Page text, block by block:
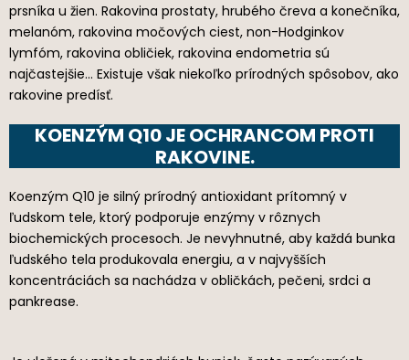
prsníka u žien. Rakovina prostaty, hrubého čreva a konečníka,
melanóm, rakovina močových ciest, non-Hodginkov
lymfóm, rakovina obličiek, rakovina endometria sú
najčastejšie… Existuje však niekoľko prírodných spôsobov, ako
rakovine predísť.
KOENZÝM Q10 JE OCHRANCOM PROTI
RAKOVINE.
Koenzým Q10 je silný prírodný antioxidant prítomný v
ľudskom tele, ktorý podporuje enzýmy v rôznych
biochemických procesoch. Je nevyhnutné, aby každá bunka
ľudského tela produkovala energiu, a v najvyšších
koncentráciách sa nachádza v obličkách, pečeni, srdci a
pankrease.